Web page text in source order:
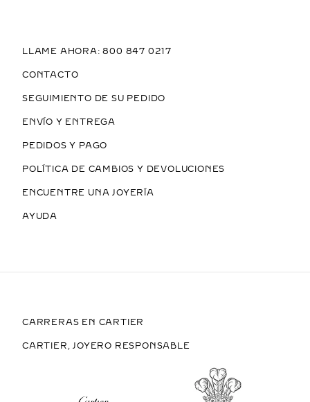
LLAME AHORA: 800 847 0217
CONTACTO
SEGUIMIENTO DE SU PEDIDO
ENVÍO Y ENTREGA
PEDIDOS Y PAGO
POLÍTICA DE CAMBIOS Y DEVOLUCIONES
ENCUENTRE UNA JOYERÍA
AYUDA
CARRERAS EN CARTIER
CARTIER, JOYERO RESPONSABLE